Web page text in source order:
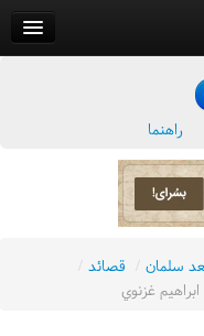
راهنما
سلمان / قصائد /
غزنوي